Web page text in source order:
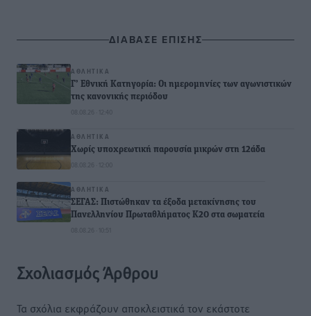
ΔΙΑΒΑΣΕ ΕΠΙΣΗΣ
ΑΘΛΗΤΙΚΆ
Γ’ Εθνική Κατηγορία: Οι ημερομηνίες των αγωνιστικών
της κανονικής περιόδου
08.08.26 · 12:40
ΑΘΛΗΤΙΚΆ
Χωρίς υποχρεωτική παρουσία μικρών στη 12άδα
08.08.26 · 12:00
ΑΘΛΗΤΙΚΆ
ΣΕΓΑΣ: Πιστώθηκαν τα έξοδα μετακίνησης του
Πανελληνίου Πρωταθλήματος Κ20 στα σωματεία
08.08.26 · 10:51
Σχολιασμός Άρθρου
Τα σχόλια εκφράζουν αποκλειστικά τον εκάστοτε